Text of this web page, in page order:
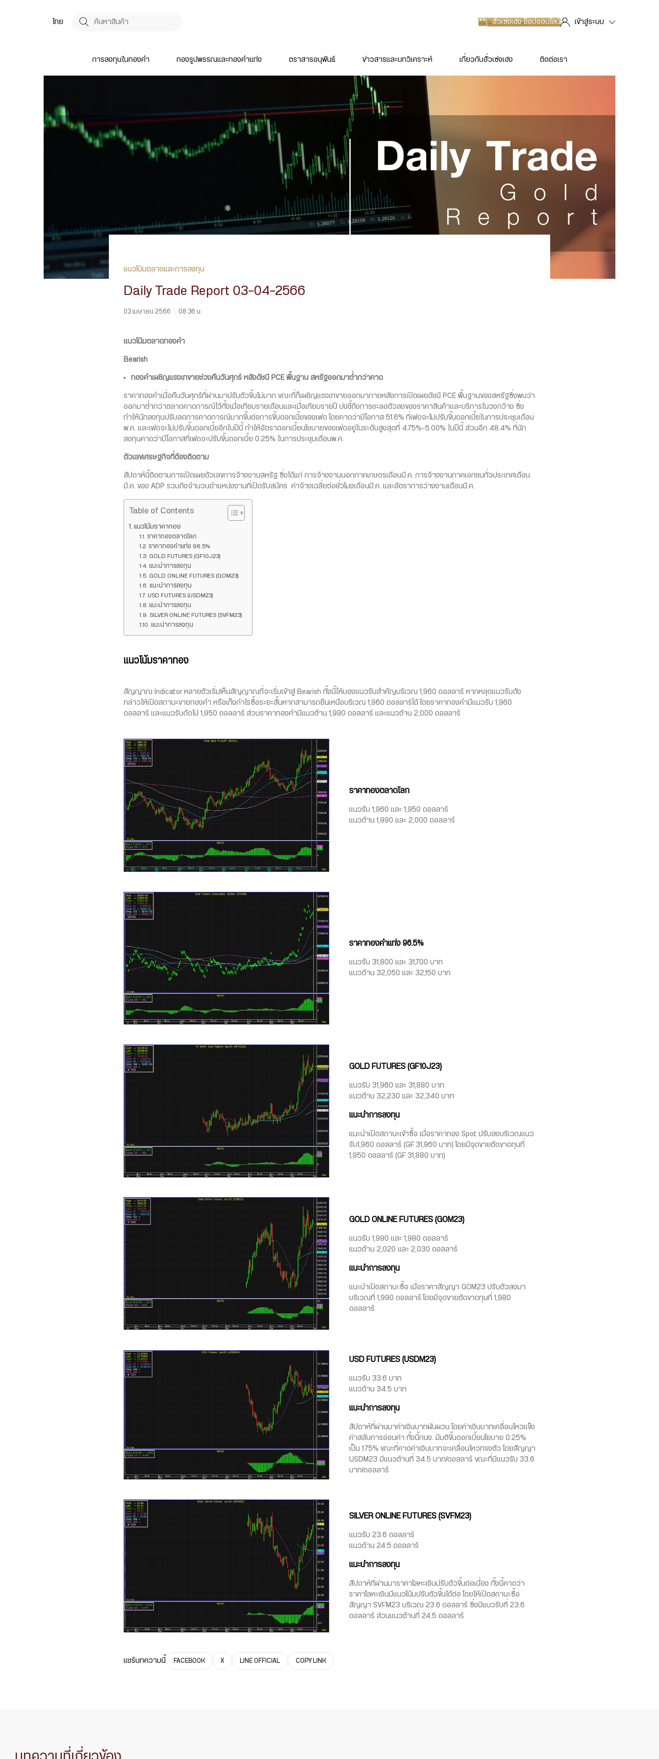
ไทย ฮั่วเซ่งเฮงช็อปออนไลน์ เข้าสู่ระบบ
การลงทุนในทองคำ ทองรูปพรรณและทองคำแท่ง ตราสารอนุพันธ์ ข่าวสารและบทวิเคราะห์ เกี่ยวกับฮั่วเซ่งเฮง ติดต่อเรา
แนวโน้มตลาดและการลงทุน
Daily Trade Report 03-04-2566
03 เมษายน 2566 08:36 น.
แนวโน้มตลาดทองคำ
Bearish
ทองคำเผชิญแรงเทขายช่วงคืนวันศุกร์ หลังดัชนี PCE พื้นฐาน สหรัฐออกมาต่ำกว่าคาด
ราคาทองคำเมื่อคืนวันศุกร์ที่ผ่านมาปรับตัวขึ้นไม่มาก ขณะที่ก็เผชิญแรงเทขายออกมาภายหลังการเปิดเผยดัชนี PCE พื้นฐานของสหรัฐซึ่งพบว่า
ออกมาต่ำกว่าตลาดคาดการณ์ไว้ทั้งเมื่อเทียบรายเดือนและเมื่อเทียบรายปี บ่งชี้ถึงการชะลอตัวลงของราคาสินค้าและบริการในวงกว้าง ซึ่ง
ทำให้นักลงทุนปรับลดการคาดการณ์มากขึ้นต่อการขึ้นดอกเบี้ยของเฟด โดยคาดว่ามีโอกาส 51.6% ที่เฟดจะไม่ปรับขึ้นดอกเบี้ยในการประชุมเดือน
พ.ค. และเฟดจะไม่ปรับขึ้นดอกเบี้ยอีกในปีนี้ ทำให้อัตราดอกเบี้ยนโยบายของเฟดอยู่ในระดับสูงสุดที่ 4.75%-5.00% ในปีนี้ ส่วนอีก 48.4% ที่นัก
ลงทุนคาดว่ามีโอกาสที่เฟดจะปรับขึ้นดอกเบี้ย 0.25% ในการประชุมเดือนพ.ค.
ตัวเลขเศรษฐกิจที่ต้องติดตาม
สัปดาห์นิ้ติดตามการเปิดเผยตัวเลขการจ้างงานสหรัฐ ซึ่งได้แก่ การจ้างงานนอกภาคเกษตรเดือนมี.ค. การจ้างงานภาคเอกชนทั่วประเทศเดือน
มี.ค. ของ ADP รวมถึงจำนวนตำแหน่งงานที่เปิดรับสมัคร ค่าจ้างเฉลี่ยต่อชั่วโมงเดือนมี.ค. และอัตราการว่างงานเดือนมี.ค.
Table of Contents
แนวโน้มราคาทอง
ราคาทองตลาดโลก
ราคาทองคำแท่ง 96.5%
GOLD FUTURES (GF10J23)
แนะนำการลงทุน
GOLD ONLINE FUTURES (GOM23)
แนะนำการลงทุน
USD FUTURES (USDM23)
แนะนำการลงทุน
SILVER ONLINE FUTURES (SVFM23)
แนะนำการลงทุน
แนวโน้มราคาทอง
สัญญาณ Indicator หลายตัวเริ่มlห็นสัญญาณที่จะเริ่มเข้าสู่ Bearish ทั้งนี้ให้มองแนวรับสำคัญบริเวณ 1,960 ดอลลาร์ หากหลุดแนวรับดัง
กล่าวให้เปิดสถานะขายทองคำ หรือเก็งกำไรซื้อระยะสั้นหากสามารถยืนเหนือบริเวณ 1,960 ดอลลาร์ได้ โดยราคาทองคำมีแนวรับ 1,960
ดอลลาร์ และแนวรับถัดไป 1,950 ดอลลาร์ ส่วนราคาทองคำมีแนวต้าน 1,990 ดอลลาร์ และแนวต้าน 2,000 ดอลลาร์
ราคาทองตลาดโลก
แนวรับ 1,960 และ 1,950 ดอลลาร์
แนวต้าน 1,990 และ 2,000 ดอลลาร์
ราคาทองคำแท่ง 96.5%
แนวรับ 31,800 และ 31,700 บาท
แนวต้าน 32,050 และ 32,150 บาท
GOLD FUTURES (GF10J23)
แนวรับ 31,960 และ 31,880 บาท
แนวต้าน 32,230 และ 32,340 บาท
แนะนำการลงทุน
แนะนำเปิดสถานะเข้าซื้อ เมื่อราคาทอง Spot ปรับลงบริเวณแนว
รับ1,960 ดอลลาร์ (GF 31,960 บาท) โดยมีจุดขายตัดขาดทุนที่
1,950 ดอลลาร์ (GF 31,880 บาท)
GOLD ONLINE FUTURES (GOM23)
แนวรับ 1,990 และ 1,980 ดอลลาร์
แนวต้าน 2,020 และ 2,030 ดอลลาร์
แนะนำการลงทุน
แนะนำเปิดสถานะซื้อ เมื่อราคาสัญญา GOM23 ปรับตัวลงมา
บริเวณที่ 1,990 ดอลลาร์ โดยมีจุดขายตัดขาดทุนที่ 1,980
ดอลลาร์
USD FUTURES (USDM23)
แนวรับ 33.6 บาท
แนวต้าน 34.5 บาท
แนะนำการลงทุน
สัปดาห์ที่ผ่านมาค่าเงินบาทผันผวน โดยค่าเงินบาทเคลื่อนไหวแข็ง
ค่าสลับการอ่อนค่า ทั้งนี้กนง. มีมติขึ้นดอกเบี้ยนโยบาย 0.25%
เป็น 1.75% ขณะที่คาดค่าเงินบาทจะเคลื่อนไหวทรงตัว โดยสัญญา
USDM23 มีแนวต้านที่ 34.5 บาท/ดอลลาร์ ขณะที่มีแนวรับ 33.6
บาท/ดอลลาร์
SILVER ONLINE FUTURES (SVFM23)
แนวรับ 23.6 ดอลลาร์
แนวต้าน 24.5 ดอลลาร์
แนะนำการลงทุน
สัปดาห์ที่ผ่านมาราคาโลหะเงินปรับตัวขึ้นต่อเนื่อง ทั้งนี้คาดว่า
ราคาโลหะเงินมีแนวโน้มปรับตัวขึ้นได้ต่อ โดยให้เปิดสถานะซื้อ
สัญญา SVFM23 บริเวณ 23.6 ดอลลาร์ ซึ่งมีแนวรับที่ 23.6
ดอลลาร์ ส่วนแนวต้านที่ 24.5 ดอลลาร์
แชร์บทความนี้ FACEBOOK X LINE OFFICIAL COPY LINK